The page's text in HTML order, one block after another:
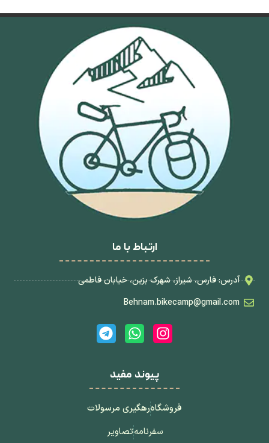
ارتباط با ما
آدرس: فارس، شیراز، شهرک بزین، خیابان فاطمی
Behnam.bikecamp@gmail.com
پیوند مفید
فروشگاهرهگیری مرسولات
سفرنامهتصاویر